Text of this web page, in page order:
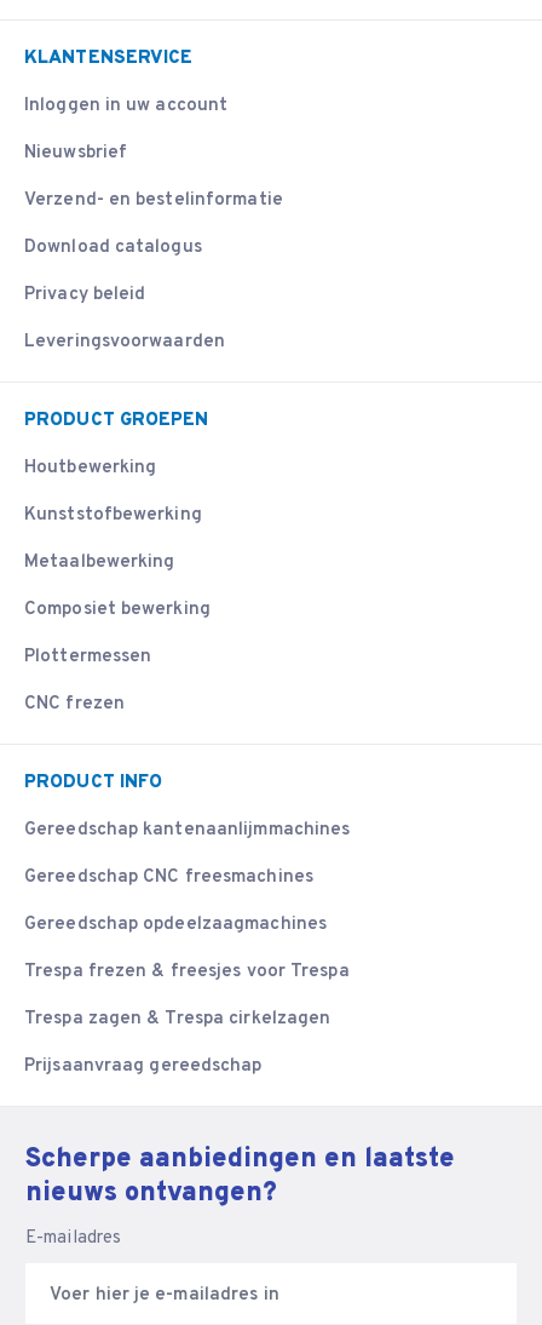
KLANTENSERVICE
Inloggen in uw account
Nieuwsbrief
Verzend- en bestelinformatie
Download catalogus
Privacy beleid
Leveringsvoorwaarden
PRODUCT GROEPEN
Houtbewerking
Kunststofbewerking
Metaalbewerking
Composiet bewerking
Plottermessen
CNC frezen
PRODUCT INFO
Gereedschap kantenaanlijmmachines
Gereedschap CNC freesmachines
Gereedschap opdeelzaagmachines
Trespa frezen & freesjes voor Trespa
Trespa zagen & Trespa cirkelzagen
Prijsaanvraag gereedschap
Scherpe aanbiedingen en laatste
nieuws ontvangen?
E-mailadres